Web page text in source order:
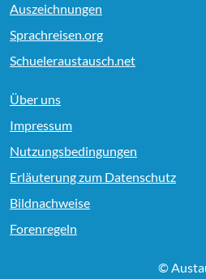
Auszeichnungen
Sprachreisen.org
Schueleraustausch.net
Über uns
Impressum
Nutzungsbedingungen
Erläuterung zum Datenschutz
Bildnachweise
Forenregeln
©